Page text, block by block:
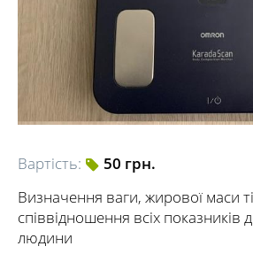
Вартість:
50 грн.
Визначення ваги, жирової маси
співвідношення всіх показників
людини